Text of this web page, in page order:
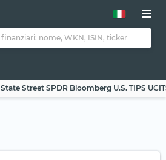
State Street SPDR Bloomberg U.S. TIPS